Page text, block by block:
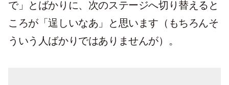
で」とばかりに、次のステージへ切り替えると
ころが「逞しいなあ」と思います（もちろんそ
ういう人ばかりではありませんが）。